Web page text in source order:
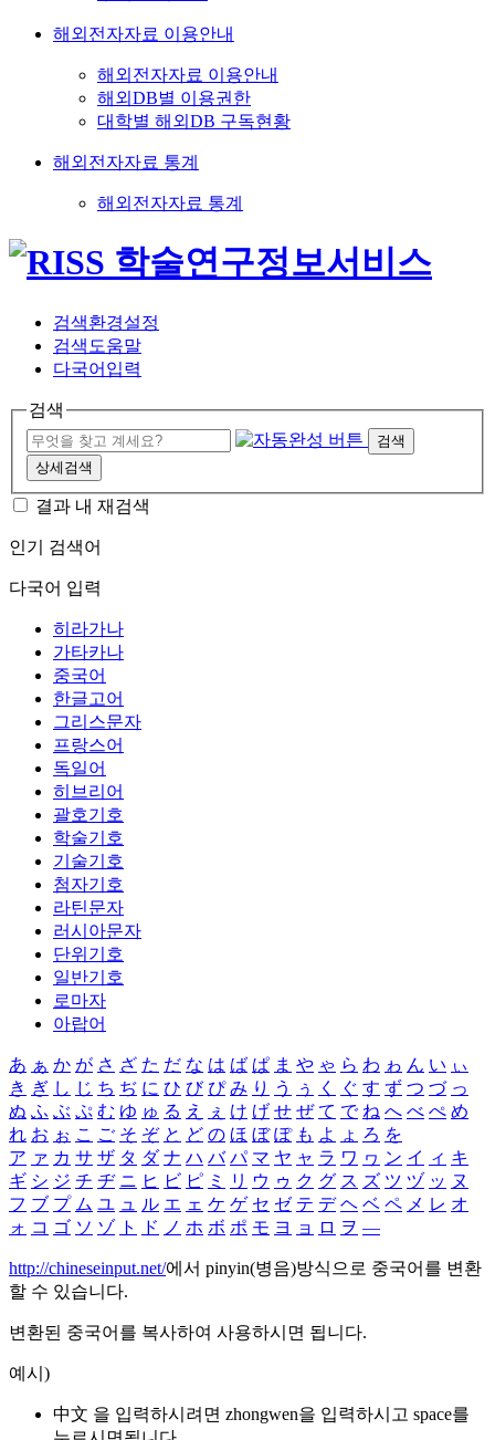
해외전자자료 이용안내
해외전자자료 이용안내
해외DB별 이용권한
대학별 해외DB 구독현황
해외전자자료 통계
해외전자자료 통계
검색환경설정
검색도움말
다국어입력
검색
검색
상세검색
결과 내 재검색
인기 검색어
다국어 입력
히라가나
가타카나
중국어
한글고어
그리스문자
프랑스어
독일어
히브리어
괄호기호
학술기호
기술기호
첨자기호
라틴문자
러시아문자
단위기호
일반기호
로마자
아랍어
あ ぁ か が さ ざ た だ な は ば ぱ ま や ゃ ら わ ゎ ん い ぃ
き ぎ し じ ち ぢ に ひ び ぴ み り う ぅ く ぐ す ず つ づ っ
ぬ ふ ぶ ぷ む ゆ ゅ る え ぇ け げ せ ぜ て で ね へ べ ぺ め
れ お ぉ こ ご そ ぞ と ど の ほ ぼ ぽ も よ ょ ろ を
ア ァ カ サ ザ タ ダ ナ ハ バ パ マ ヤ ャ ラ ワ ヮ ン イ ィ キ
ギ シ ジ チ ヂ ニ ヒ ビ ピ ミ リ ウ ゥ ク グ ス ズ ツ ヅ ッ ヌ
フ ブ プ ム ユ ュ ル エ ェ ケ ゲ セ ゼ テ デ ヘ ベ ペ メ レ オ
ォ コ ゴ ソ ゾ ト ド ノ ホ ボ ポ モ ヨ ョ ロ ヲ ―
http://chineseinput.net/에서 pinyin(병음)방식으로 중국어를 변환
할 수 있습니다.
변환된 중국어를 복사하여 사용하시면 됩니다.
예시)
中文 을 입력하시려면 zhongwen을 입력하시고 space를